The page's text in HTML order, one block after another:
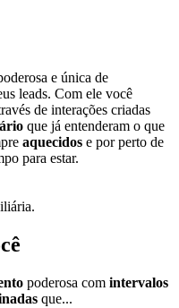
e única de
leads. Com ele você
de interações criadas
que já entenderam o que
aquecidos e por perto de
para estar.
poderosa com intervalos
que...